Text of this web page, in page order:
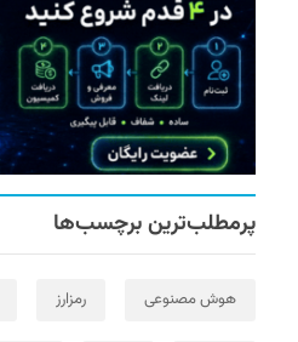
پرمطلب‌ترین برچسب‌ها
هوش مصنوعی رمزارز